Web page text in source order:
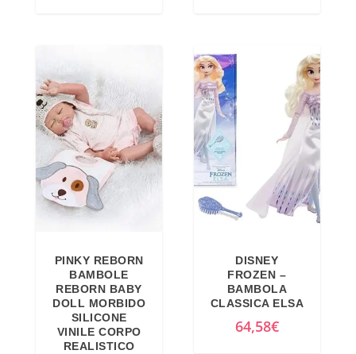
9
.
,
4
9
€
.
PINKY REBORN
BAMBOLE
REBORN BABY
DOLL MORBIDO
SILICONE
VINILE CORPO
REALISTICO
DISNEY
FROZEN –
BAMBOLA
CLASSICA ELSA
64,58€